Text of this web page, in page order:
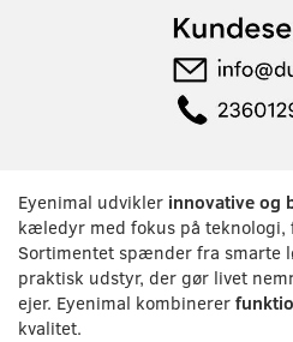
Eyenimal udvikler innovative og
kæledyr med fokus på
Sortimentet spænder fra smarte
praktisk udstyr, der gør livet
ejer. Eyenimal kombinerer
kvalitet.